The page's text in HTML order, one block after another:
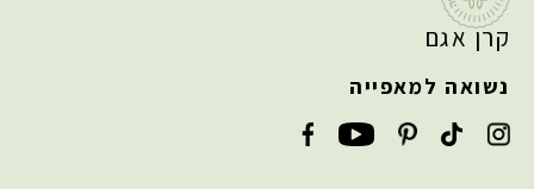
קרן אגם
נשואה למאפייה